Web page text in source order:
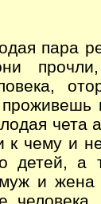
пара
чета
к чему и
детей, а
и